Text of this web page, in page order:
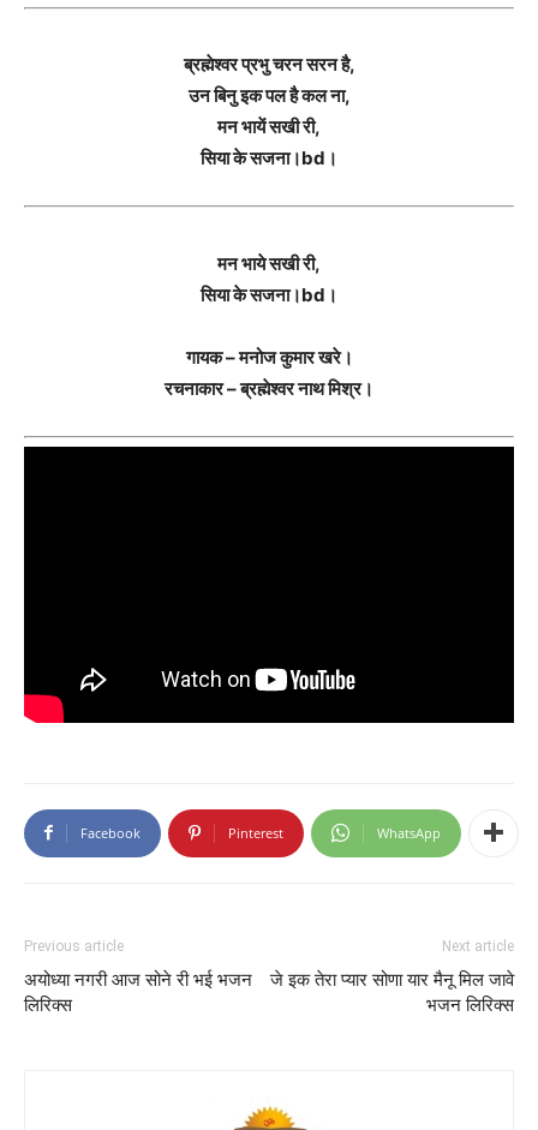
ब्रह्मेश्वर प्रभु चरन सरन है,
उन बिनु इक पल है कल ना,
मन भायें सखी री,
सिया के सजना।bd।
मन भाये सखी री,
सिया के सजना।bd।
गायक – मनोज कुमार खरे।
रचनाकार – ब्रह्मेश्वर नाथ मिश्र।
Facebook Pinterest WhatsApp
Previous article
अयोध्या नगरी आज सोने री भई भजन
लिरिक्स
Next article
जे इक तेरा प्यार सोणा यार मैनू मिल जावे
भजन लिरिक्स